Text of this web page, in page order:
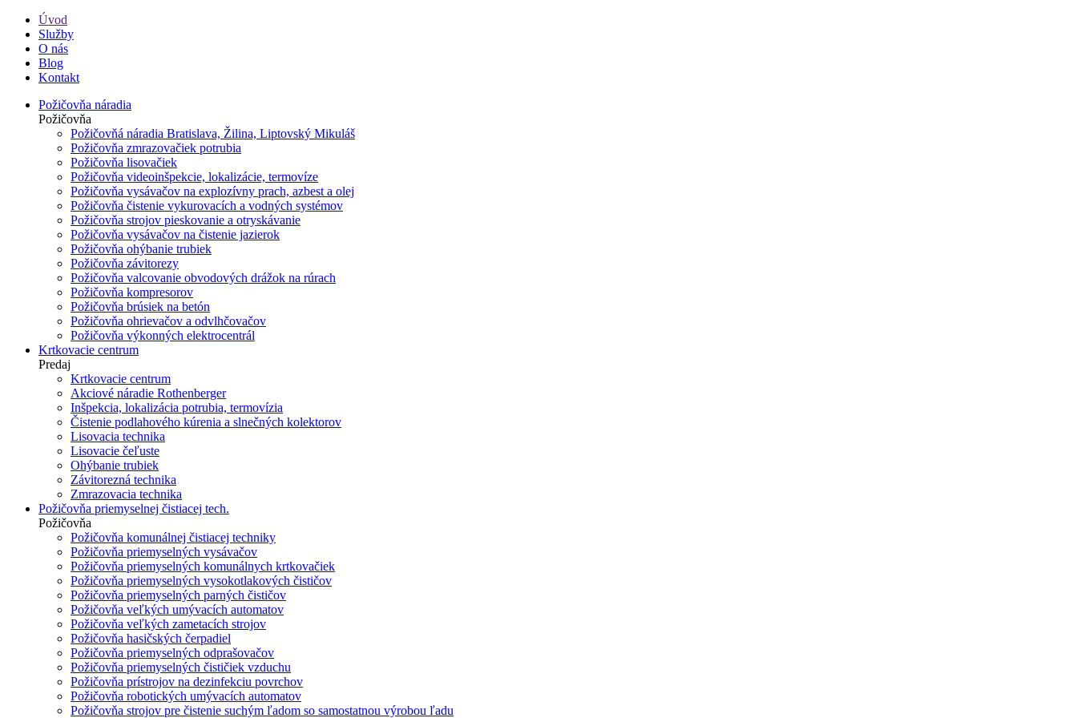
Úvod
Služby
O nás
Blog
Kontakt
Požičovňa náradia
Požičovňa
Požičovňá náradia Bratislava, Žilina, Liptovský Mikuláš
Požičovňa zmrazovačiek potrubia
Požičovňa lisovačiek
Požičovňa videoinšpekcie, lokalizácie, termovíze
Požičovňa vysávačov na explozívny prach, azbest a olej
Požičovňa čistenie vykurovacích a vodných systémov
Požičovňa strojov pieskovanie a otryskávanie
Požičovňa vysávačov na čistenie jazierok
Požičovňa ohýbanie trubiek
Požičovňa závitorezy
Požičovňa valcovanie obvodových drážok na rúrach
Požičovňa kompresorov
Požičovňa brúsiek na betón
Požičovňa ohrievačov a odvlhčovačov
Požičovňa výkonných elektrocentrál
Krtkovacie centrum
Predaj
Krtkovacie centrum
Akciové náradie Rothenberger
Inšpekcia, lokalizácia potrubia, termovízia
Čistenie podlahového kúrenia a slnečných kolektorov
Lisovacia technika
Lisovacie čeľuste
Ohýbanie trubiek
Závitorezná technika
Zmrazovacia technika
Požičovňa priemyselnej čistiacej tech.
Požičovňa
Požičovňa komunálnej čistiacej techniky
Požičovňa priemyselných vysávačov
Požičovňa priemyselných komunálnych krtkovačiek
Požičovňa priemyselných vysokotlakových čističov
Požičovňa priemyselných parných čističov
Požičovňa veľkých umývacích automatov
Požičovňa veľkých zametacích strojov
Požičovňa hasičských čerpadiel
Požičovňa priemyselných odprašovačov
Požičovňa priemyselných čističiek vzduchu
Požičovňa prístrojov na dezinfekciu povrchov
Požičovňa robotických umývacích automatov
Požičovňa strojov pre čistenie suchým ľadom so samostatnou výrobou ľadu